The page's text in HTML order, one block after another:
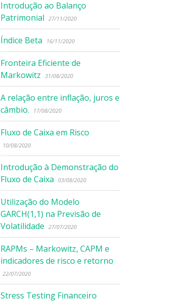
Introdução ao Balanço
Patrimonial
27/11/2020
Índice Beta 16/11/2020
Fronteira Eficiente de
Markowitz
31/08/2020
A relação entre inflação, juros e
câmbio.
17/08/2020
Fluxo de Caixa em Risco
10/08/2020
Introdução à Demonstração do
Fluxo de Caixa
03/08/2020
Utilização do Modelo
GARCH(1,1) na Previsão de
Volatilidade
27/07/2020
RAPMs – Markowitz, CAPM e
indicadores de risco e retorno
22/07/2020
Stress Testing Financeiro